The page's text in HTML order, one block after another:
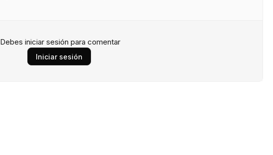
Debes iniciar sesión para comentar
Iniciar sesión